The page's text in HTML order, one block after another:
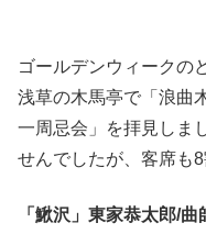
ゴールデンウィークの
浅草の木馬亭で「浪曲
一周忌会」を拝見しま
せんでしたが、客席も
「鰍沢」東家恭太郎/